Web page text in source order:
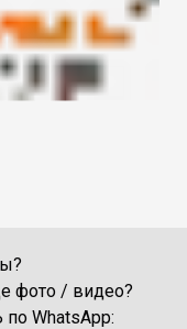
фото / видео?
WhatsApp: